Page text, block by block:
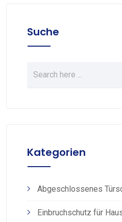
Suche
Kategorien
Abgeschlossenes
Einbruchschutz für